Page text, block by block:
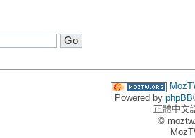
Powered by phpBB
正體中文
©